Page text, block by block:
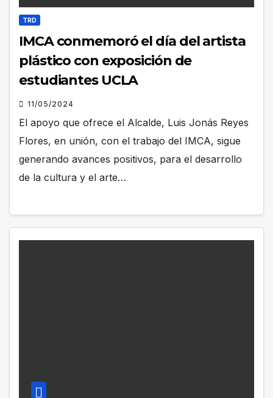
TRD
IMCA conmemoró el día del artista
plástico con exposición de
estudiantes UCLA
11/05/2024
El apoyo que ofrece el Alcalde, Luis Jonás Reyes
Flores, en unión, con el trabajo del IMCA, sigue
generando avances positivos, para el desarrollo
de la cultura y el arte…